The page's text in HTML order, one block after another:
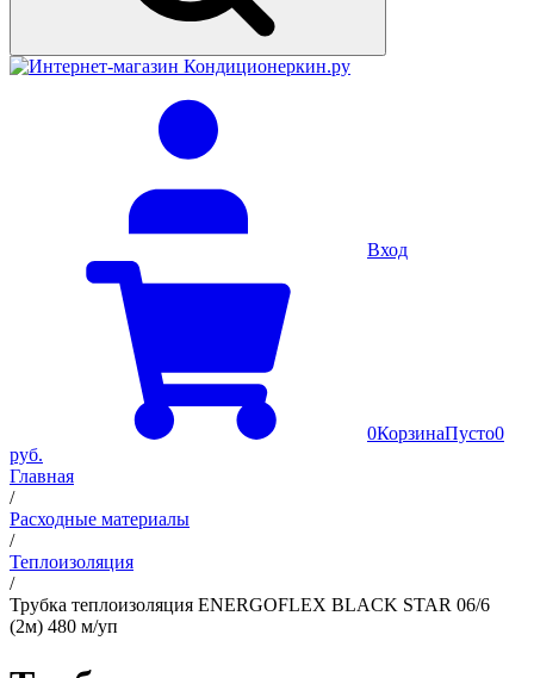
Вход
0КорзинаПусто0
руб.
Главная
/
Расходные материалы
/
Теплоизоляция
/
Трубка теплоизоляция ENERGOFLEX BLACK STAR 06/6
(2м) 480 м/уп